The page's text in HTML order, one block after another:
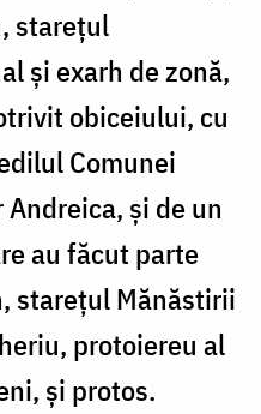
starețul
și exarh de zonă,
obiceiului, cu
Comunei
și de un
au făcut parte
starețul Mănăstirii
protoiereu al
și protos.